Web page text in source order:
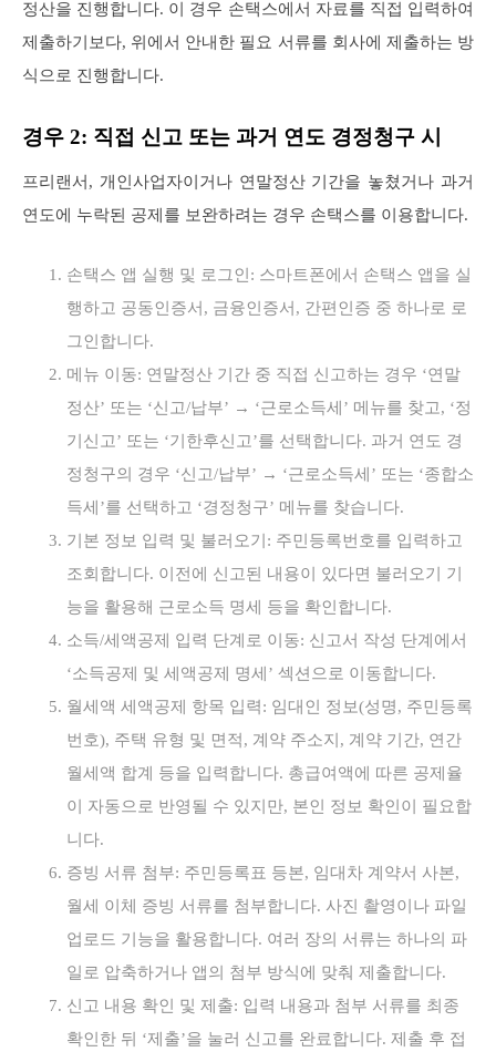
정산을 진행합니다. 이 경우 손택스에서 자료를 직접 입력하여
제출하기보다, 위에서 안내한 필요 서류를 회사에 제출하는 방
식으로 진행합니다.
경우 2: 직접 신고 또는 과거 연도 경정청구 시
프리랜서, 개인사업자이거나 연말정산 기간을 놓쳤거나 과거
연도에 누락된 공제를 보완하려는 경우 손택스를 이용합니다.
손택스 앱 실행 및 로그인: 스마트폰에서 손택스 앱을 실
행하고 공동인증서, 금융인증서, 간편인증 중 하나로 로
그인합니다.
메뉴 이동: 연말정산 기간 중 직접 신고하는 경우 ‘연말
정산’ 또는 ‘신고/납부’ → ‘근로소득세’ 메뉴를 찾고, ‘정
기신고’ 또는 ‘기한후신고’를 선택합니다. 과거 연도 경
정청구의 경우 ‘신고/납부’ → ‘근로소득세’ 또는 ‘종합소
득세’를 선택하고 ‘경정청구’ 메뉴를 찾습니다.
기본 정보 입력 및 불러오기: 주민등록번호를 입력하고
조회합니다. 이전에 신고된 내용이 있다면 불러오기 기
능을 활용해 근로소득 명세 등을 확인합니다.
소득/세액공제 입력 단계로 이동: 신고서 작성 단계에서
‘소득공제 및 세액공제 명세’ 섹션으로 이동합니다.
월세액 세액공제 항목 입력: 임대인 정보(성명, 주민등록
번호), 주택 유형 및 면적, 계약 주소지, 계약 기간, 연간
월세액 합계 등을 입력합니다. 총급여액에 따른 공제율
이 자동으로 반영될 수 있지만, 본인 정보 확인이 필요합
니다.
증빙 서류 첨부: 주민등록표 등본, 임대차 계약서 사본,
월세 이체 증빙 서류를 첨부합니다. 사진 촬영이나 파일
업로드 기능을 활용합니다. 여러 장의 서류는 하나의 파
일로 압축하거나 앱의 첨부 방식에 맞춰 제출합니다.
신고 내용 확인 및 제출: 입력 내용과 첨부 서류를 최종
확인한 뒤 ‘제출’을 눌러 신고를 완료합니다. 제출 후 접